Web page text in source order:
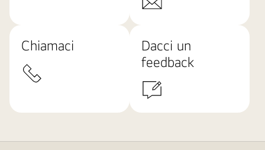
Chiamaci
Dacci un
feedback